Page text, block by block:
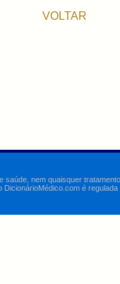
VOLTAR
nem quaisquer
é